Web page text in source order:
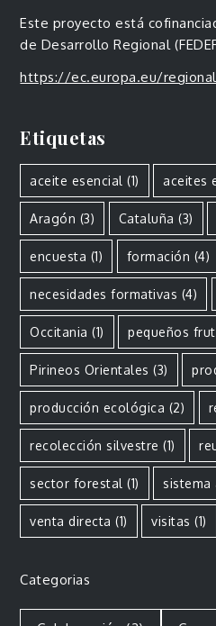
Este proyecto está
de Desarrollo Regional
https://ec.europa.eu/
Etiquetas
aceite esencial (1) aceites
Aragón (3) Cataluña (3)
encuesta (1) formación (4)
necesidades formativas (4)
Occitania (1) pequeños
Pirineos Orientales (3)
producción ecológica (2)
recolección silvestre (1)
sector forestal (1)
venta directa (1) visitas (1)
Categorias